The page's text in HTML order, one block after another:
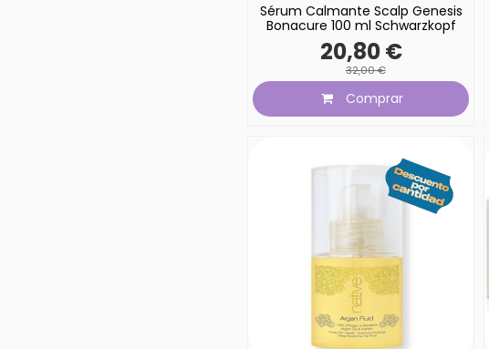
Sérum Calmante Scalp Genesis
Bonacure 100 ml Schwarzkopf
20,80 €
32,00 €
Comprar